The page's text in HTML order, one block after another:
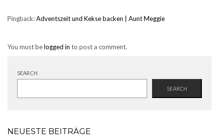
Pingback:Adventszeit und Kekse backen | Aunt Meggie
You must belogged in to post a comment.
SEARCH
SEARCH
NEUESTE BEITRÄGE